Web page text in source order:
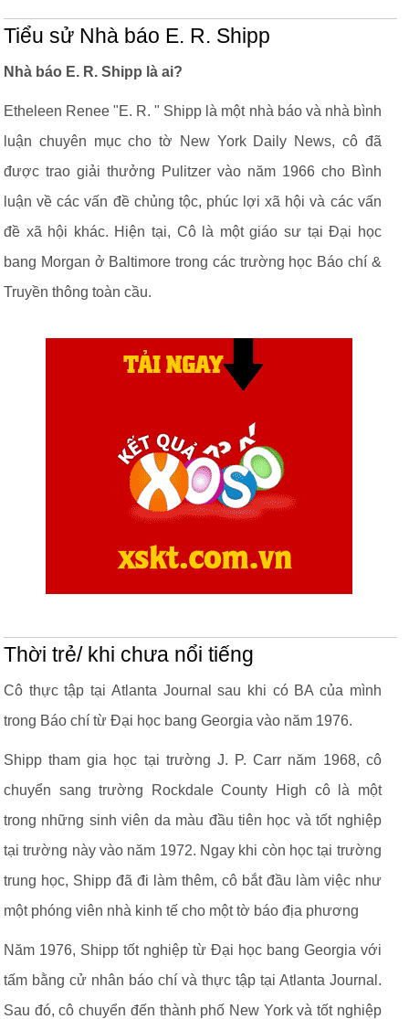
Tiểu sử Nhà báo E. R. Shipp
Nhà báo E. R. Shipp là ai?
Etheleen Renee "E. R. " Shipp là một nhà báo và nhà bình
luận chuyên mục cho tờ New York Daily News, cô đã
được trao giải thưởng Pulitzer vào năm 1966 cho Bình
luận về các vấn đề chủng tộc, phúc lợi xã hội và các vấn
đề xã hội khác. Hiện tại, Cô là một giáo sư tại Đại học
bang Morgan ở Baltimore trong các trường học Báo chí &
Truyền thông toàn cầu.
Thời trẻ/ khi chưa nổi tiếng
Cô thực tập tại Atlanta Journal sau khi có BA của mình
trong Báo chí từ Đại học bang Georgia vào năm 1976.
Shipp tham gia học tại trường J. P. Carr năm 1968, cô
chuyển sang trường Rockdale County High cô là một
trong những sinh viên da màu đầu tiên học và tốt nghiệp
tại trường này vào năm 1972. Ngay khi còn học tại trường
trung học, Shipp đã đi làm thêm, cô bắt đầu làm việc như
một phóng viên nhà kinh tế cho một tờ báo địa phương
Năm 1976, Shipp tốt nghiệp từ Đại học bang Georgia với
tấm bằng cử nhân báo chí và thực tập tại Atlanta Journal.
Sau đó, cô chuyển đến thành phố New York và tốt nghiệp